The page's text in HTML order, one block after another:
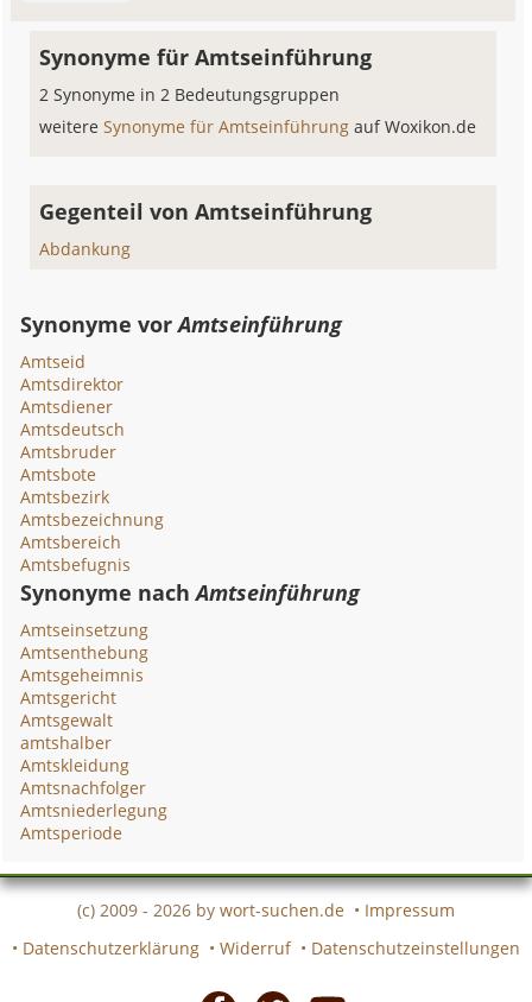
Synonyme für Amtseinführung
2 Synonyme in 2 Bedeutungsgruppen
weitereSynonyme für Amtseinführungauf Woxikon.de
Gegenteil von Amtseinführung
Abdankung
Synonyme vorAmtseinführung
Amtseid
Amtsdirektor
Amtsdiener
Amtsdeutsch
Amtsbruder
Amtsbote
Amtsbezirk
Amtsbezeichnung
Amtsbereich
Amtsbefugnis
Synonyme nachAmtseinführung
Amtseinsetzung
Amtsenthebung
Amtsgeheimnis
Amtsgericht
Amtsgewalt
amtshalber
Amtskleidung
Amtsnachfolger
Amtsniederlegung
Amtsperiode
(c) 2009 - 2026 by wort-suchen.de • Impressum
• Datenschutzerklärung • Widerruf • Datenschutzeinstellungen